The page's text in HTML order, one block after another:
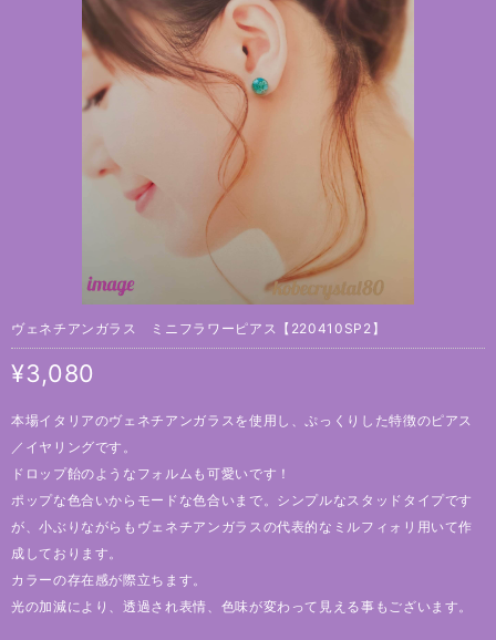
ヴェネチアンガラス ミニフラワーピアス【220410SP2】
¥3,080
本場イタリアのヴェネチアンガラスを使用し、ぷっくりした特徴のピアス
／イヤリングです。
ドロップ飴のようなフォルムも可愛いです！
ポップな色合いからモードな色合いまで。シンプルなスタッドタイプです
が、小ぶりながらもヴェネチアンガラスの代表的なミルフィォリ用いて作
成しております。
カラーの存在感が際立ちます。
光の加減により、透過され表情、色味が変わって見える事もございます。